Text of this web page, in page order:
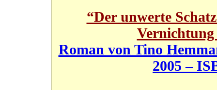
“Der unwerte
Vernichtung
Roman von Tino
2005 –